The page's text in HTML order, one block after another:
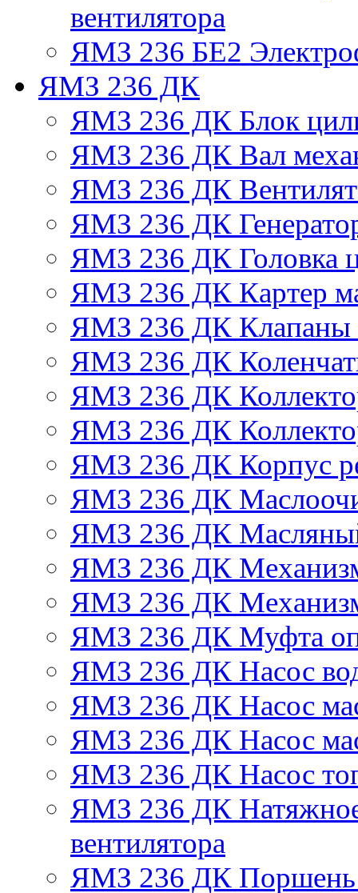
вентилятора
ЯМЗ 236 БЕ2
ЯМЗ 236 ДК
ЯМЗ 236 ДК Блок
ЯМЗ 236 ДК Вал
ЯМЗ 236 ДК
ЯМЗ 236 ДК
ЯМЗ 236 ДК Головка
ЯМЗ 236 ДК Картер
ЯМЗ 236 ДК Клапаны
ЯМЗ 236 ДК
ЯМЗ 236 ДК
ЯМЗ 236 ДК
ЯМЗ 236 ДК Корпус
ЯМЗ 236 ДК
ЯМЗ 236 ДК
ЯМЗ 236 ДК
ЯМЗ 236 ДК
ЯМЗ 236 ДК Муфта
ЯМЗ 236 ДК Насос
ЯМЗ 236 ДК Насос
ЯМЗ 236 ДК Насос
ЯМЗ 236 ДК Насос
ЯМЗ 236 ДК Натяжное
вентилятора
ЯМЗ 236 ДК Поршень